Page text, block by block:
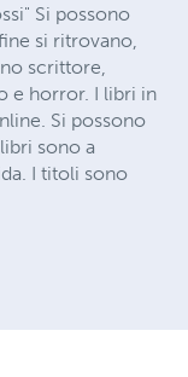
Si possono
si ritrovano,
scrittore,
e horror. I libri in
Si possono
sono a
I titoli sono